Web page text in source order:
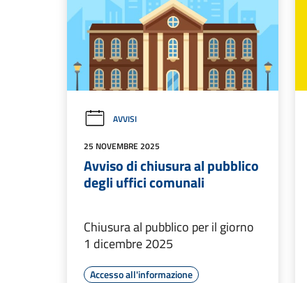
AVVISI
25 NOVEMBRE 2025
Avviso di chiusura al pubblico
degli uffici comunali
Chiusura al pubblico per il giorno
1 dicembre 2025
Accesso all'informazione